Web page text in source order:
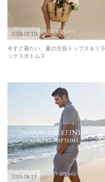
2026.07.10
今すぐ着たい、夏の主役トップス＆リラ
ックスボトムス
2026.06.19